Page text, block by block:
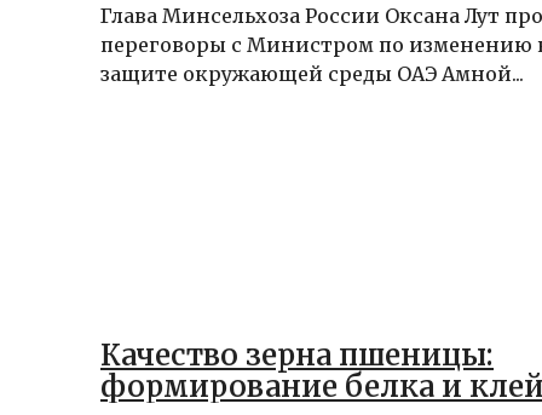
Глава Минсельхоза России Оксана Лут
переговоры с Министром по изменению
защите окружающей среды ОАЭ Амной...
Качество зерна пшеницы:
формирование белка и